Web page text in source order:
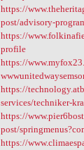
https://
post/advisory-
https://
profile
https://
https://
services/techniker-
https://
post/
https://